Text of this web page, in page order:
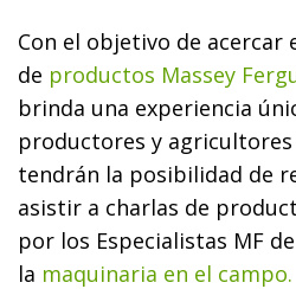
Con el objetivo de
de productos Massey
brinda una experiencia
productores y agricultores
tendrán la posibilidad de
asistir a charlas de
por los Especialistas MF
la maquinaria en el campo.